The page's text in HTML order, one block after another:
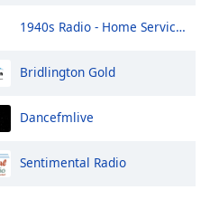
1940s Radio - Home Service - Pumpkin FM
Bridlington Gold
Dancefmlive
Sentimental Radio